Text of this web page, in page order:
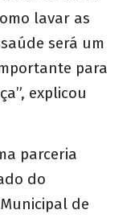
lavar as
será um
para
explicou
parceria
do
de